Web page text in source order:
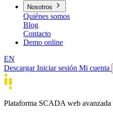
Nosotros
Quiénes somos
Blog
Contacto
Demo online
EN
DescargarIniciar sesión Mi cuenta
Plataforma SCADA web avanzada